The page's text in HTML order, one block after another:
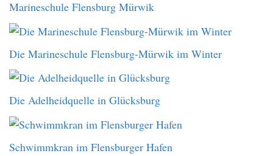
Marineschule Flensburg Mürwik
Die Marineschule Flensburg-Mürwik im Winter
Die Adelheidquelle in Glücksburg
Schwimmkran im Flensburger Hafen